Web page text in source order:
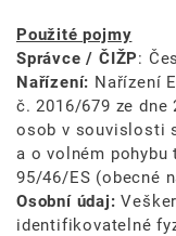
Použité pojmy
Správce / ČIŽP:
Nařízení: Nařízení
č. 2016/679 ze dne
osob v souvislosti
a o volném
95/46/ES (obecné
Osobní údaj:
identifikovatelné